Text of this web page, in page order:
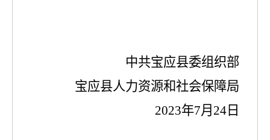
中共宝应县委组织部
宝应县人力资源和社会保障局
2023年7月 24 日